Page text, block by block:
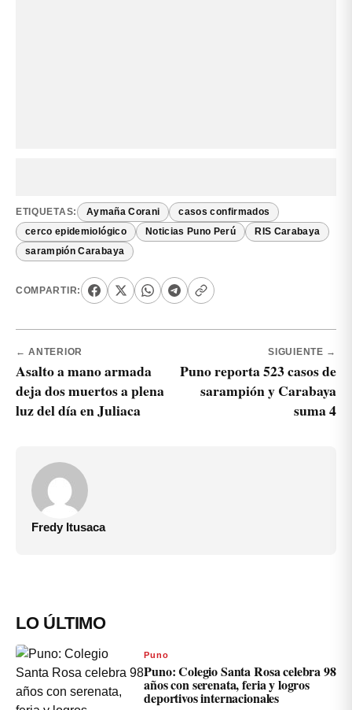
ETIQUETAS: Aymaña Corani casos confirmados
cerco epidemiológico Noticias Puno Perú RIS Carabaya
sarampión Carabaya
COMPARTIR:
← ANTERIOR
Asalto a mano armada
deja dos muertos a plena
luz del día en Juliaca
SIGUIENTE →
Puno reporta 523 casos de
sarampión y Carabaya
suma 4
Fredy Itusaca
LO ÚLTIMO
Puno
Puno: Colegio Santa Rosa celebra 98
años con serenata, feria y logros
deportivos internacionales